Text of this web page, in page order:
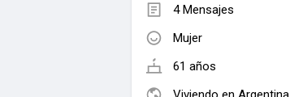
4 Mensajes
Mujer
61 años